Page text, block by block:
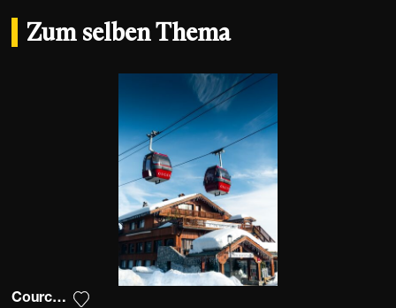
Zum selben Thema
Courchevel